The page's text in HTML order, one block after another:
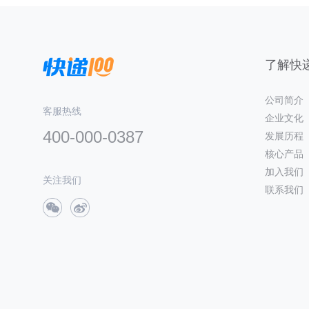
客服热线
400-000-0387
关注我们
了解快
公司简介
企业文化
发展历程
核心产品
加入我们
联系我们